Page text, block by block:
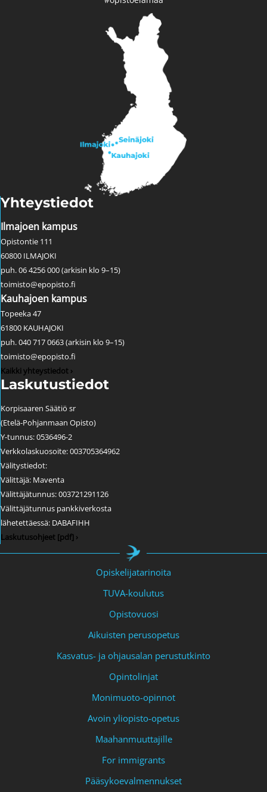
Yhteystiedot
Ilmajoen kampus
Opistontie 111
60800 ILMAJOKI
puh. 06 4256 000 (arkisin klo 9–15)
toimisto@epopisto.fi
Kauhajoen kampus
Topeeka 47
61800 KAUHAJOKI
puh. 040 717 0663 (arkisin klo 9–15)
toimisto@epopisto.fi
Kaikki yhteystiedot ›
Laskutustiedot
Korpisaaren Säätiö sr
(Etelä-Pohjanmaan Opisto)
Y-tunnus: 0536496-2
Verkkolaskuosoite: 003705364962
Välitystiedot:
Välittäjä: Maventa
Välittäjätunnus: 003721291126
Välittäjätunnus pankkiverkosta
lähetettäessä: DABAFIHH
Laskutusohjeet [pdf] ›
Opiskelijatarinoita
TUVA-koulutus
Opistovuosi
Aikuisten perusopetus
Kasvatus- ja ohjausalan perustutkinto
Opintolinjat
Monimuoto-opinnot
Avoin yliopisto-opetus
Maahanmuuttajille
For immigrants
Pääsykoevalmennukset